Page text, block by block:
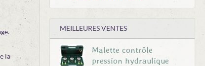
la
MEILLEURES VENTES
Malette contrôle
pression hydraulique